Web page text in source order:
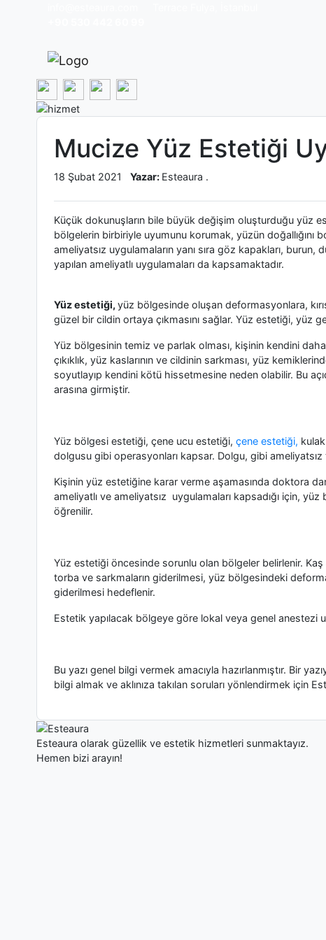
Mucize Yüz Estetiği
18 Şubat 2021 Yazar: Esteaura .
Küçük dokunuşların bile büyük değişim oluşturduğu yüz
bölgelerin birbiriyle uyumunu korumak, yüzün doğallığını
ameliyatsız uygulamaların yanı sıra göz kapakları,
yapılan ameliyatlı uygulamaları da kapsamaktadır.
Yüz estetiği, yüz bölgesinde oluşan deformasyonlara,
güzel bir cildin ortaya çıkmasını sağlar. Yüz estetiği, yüz
Yüz bölgesinin temiz ve parlak olması, kişinin kendini
çıkıklık, yüz kaslarının ve cildinin sarkması, yüz
soyutlayıp kendini kötü hissetmesine neden olabilir. Bu
arasına girmiştir.
Yüz bölgesi estetiği, çene ucu estetiği, çene estetiği,
dolgusu gibi operasyonları kapsar. Dolgu, gibi
Kişinin yüz estetiğine karar verme aşamasında doktora
ameliyatlı ve ameliyatsız uygulamaları kapsadığı için,
öğrenilir.
Yüz estetiği öncesinde sorunlu olan bölgeler belirlenir. Kaş
torba ve sarkmaların giderilmesi, yüz bölgesindeki
giderilmesi hedeflenir.
Estetik yapılacak bölgeye göre lokal veya genel anestezi
Bu yazı genel bilgi vermek amacıyla hazırlanmıştır. Bir
bilgi almak ve aklınıza takılan soruları yönlendirmek için
Esteaura olarak güzellik ve estetik hizmetleri sunmaktayız.
Hemen bizi arayın!